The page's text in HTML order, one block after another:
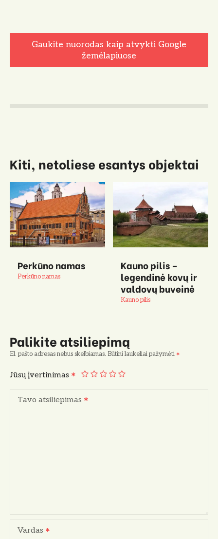
Gaukite nuorodas kaip atvykti Google
žemėlapiuose
Kiti, netoliese esantys objektai
Perkūno namas
Perkūno namas
Kauno pilis –
legendinė kovų ir
valdovų buveinė
Kauno pilis
Palikite atsiliepimą
El. pašto adresas nebus skelbiamas. Būtini laukeliai pažymėti
Jūsų įvertinimas
Tavo atsiliepimas
Vardas